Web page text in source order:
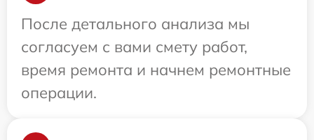
После детального анализа мы
согласуем с вами смету работ,
время ремонта и начнем ремонтные
операции.